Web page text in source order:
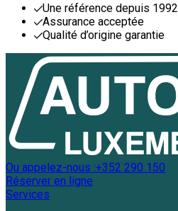
Une référence depuis 1992
Assurance acceptée
Qualité d’origine garantie
Ou appelez-nous :+352 290 150
Réserver en ligne
Services